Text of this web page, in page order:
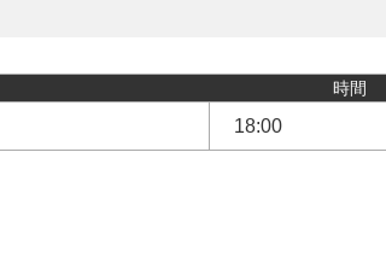
時間
18:00